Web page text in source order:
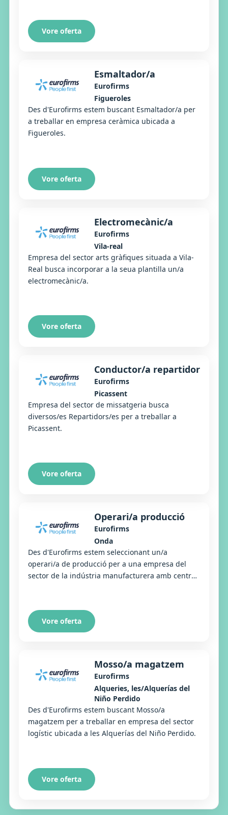
Vore oferta
Esmaltador/a
Eurofirms
Figueroles
Des d'Eurofirms estem buscant Esmaltador/a per
a treballar en empresa ceràmica ubicada a
Figueroles.
Vore oferta
Electromecànic/a
Eurofirms
Vila-real
Empresa del sector arts gràfiques situada a Vila-
Real busca incorporar a la seua plantilla un/a
electromecànic/a.
Vore oferta
Conductor/a repartidor
Eurofirms
Picassent
Empresa del sector de missatgeria busca
diversos/es Repartidors/es per a treballar a
Picassent.
Vore oferta
Operari/a producció
Eurofirms
Onda
Des d'Eurofirms estem seleccionant un/a
operari/a de producció per a una empresa del
sector de la indústria manufacturera amb centre
Vore oferta
Mosso/a magatzem
Eurofirms
Alqueries, les/Alquerías del
Niño Perdido
Des d'Eurofirms estem buscant Mosso/a
magatzem per a treballar en empresa del sector
logístic ubicada a les Alquerías del Niño Perdido.
Vore oferta